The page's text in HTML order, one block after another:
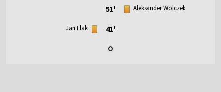
51' Aleksander Wolczek
41'
Jan Flak